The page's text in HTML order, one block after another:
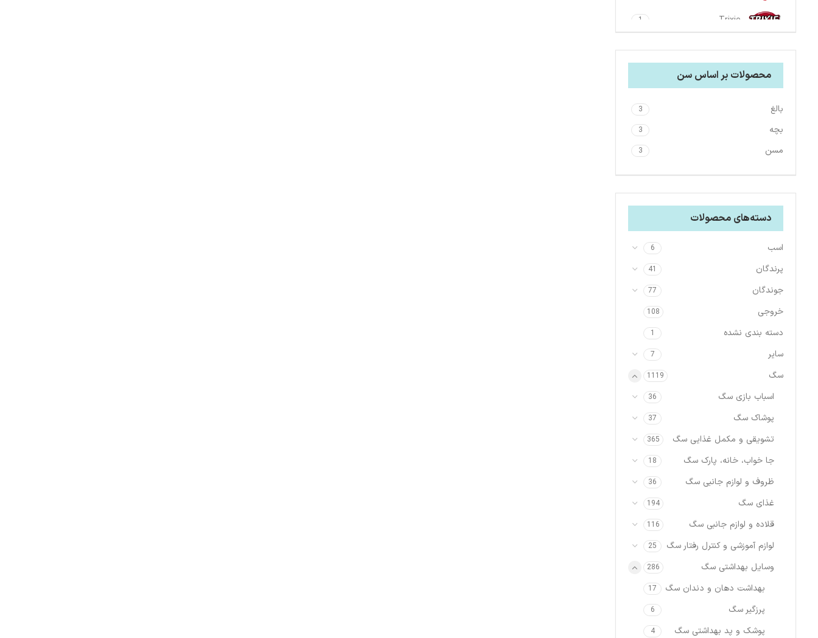
Trixie
1
USpet
1
محصولات بر اساس سن
بالغ 3
بچه 3
مسن 3
دسته‌های محصولات
اسب 6
پرندگان 41
جوندگان 77
خروجی 108
دسته بندی نشده 1
سایر 7
سگ 1119
اسباب بازی سگ 36
پوشاک سگ 37
تشویقی و مکمل غذایی سگ 365
جا خواب، خانه، پارک سگ 18
ظروف و لوازم جانبی سگ 36
غذای سگ 194
قلاده و لوازم جانبی سگ 116
لوازم آموزشی و کنترل رفتار سگ 25
وسایل بهداشتی سگ 286
بهداشت دهان و دندان سگ 17
پرزگیر سگ 6
پوشک و پد بهداشتی سگ 4